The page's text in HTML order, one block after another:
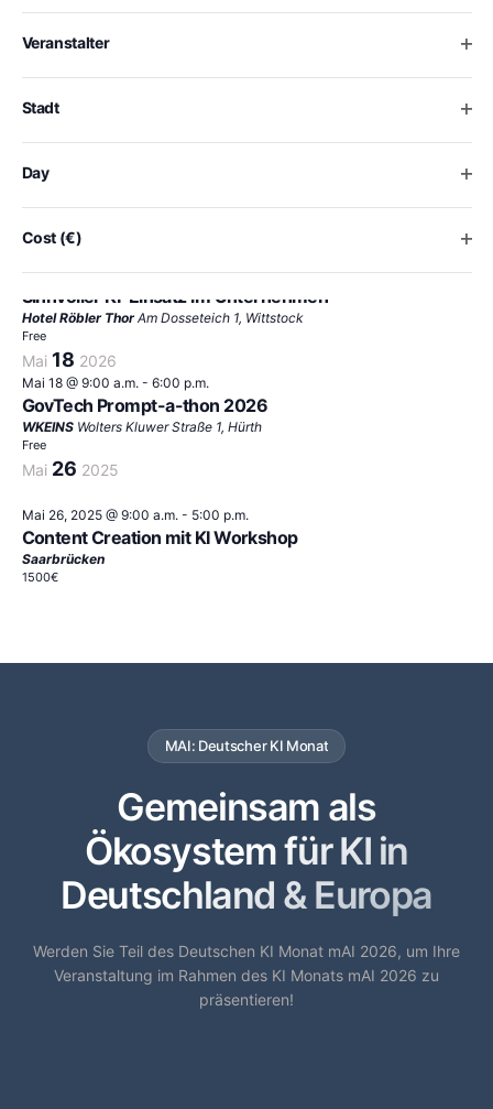
form
inputs
cause
the
list
events
to
the
filtered
results.
Veranstalter
Stadt
Day
Cost (€)
Mai 19 @ 10:00 a.m.-2:00 p.m.
Sinnvoller KI-Einsatz im Unternehmen
Hotel Röbler ThorAm Dosseteich 1, Wittstock
Free
Mai 18 2026
Mai 18 @ 9:00 a.m.- 6:00 p.m.
GovTech Prompt-a-thon 2026
WKEINS Wolters Kluwer Straße 1, Hürth
Free
Mai 26 2025
Mai 26, 2025 @ 9:00 a.m.- 5:00 p.m.
Content Creation mit KI Workshop
Saarbrücken
1500€
MAI: Deutscher KI Monat
Gemeinsam als
Ökosystem für KI in
Deutschland & Europa
Werden Sie Teil des Deutschen KI Monat mAI 2026, um Ihre
Veranstaltung im Rahmen des KI Monats mAI 2026 zu
präsentieren!